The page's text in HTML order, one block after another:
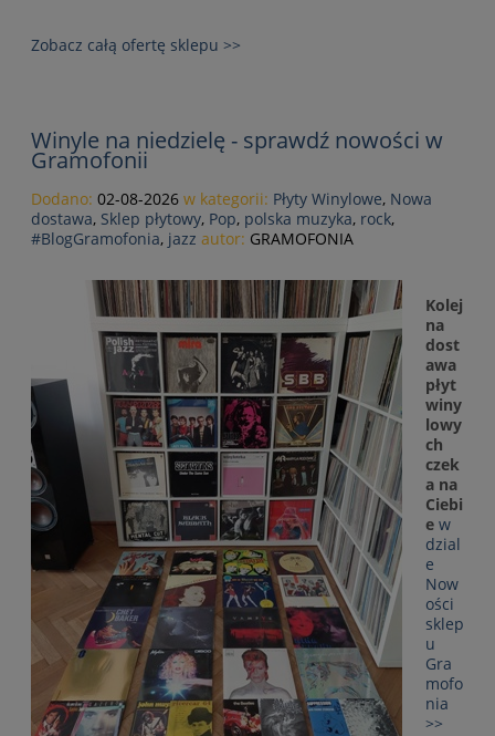
Zobacz całą ofertę sklepu >>
Winyle na niedzielę - sprawdź nowości w
Gramofonii
Dodano: 02-08-2026 w kategorii: Płyty Winylowe, Nowa
dostawa, Sklep płytowy, Pop, polska muzyka, rock,
#BlogGramofonia, jazz autor: GRAMOFONIA
Kolej
na
dost
awa
płyt
winy
lowy
ch
czek
a na
Ciebi
e w
dzial
e
Now
ości
sklep
u
Gra
mofo
nia
>>